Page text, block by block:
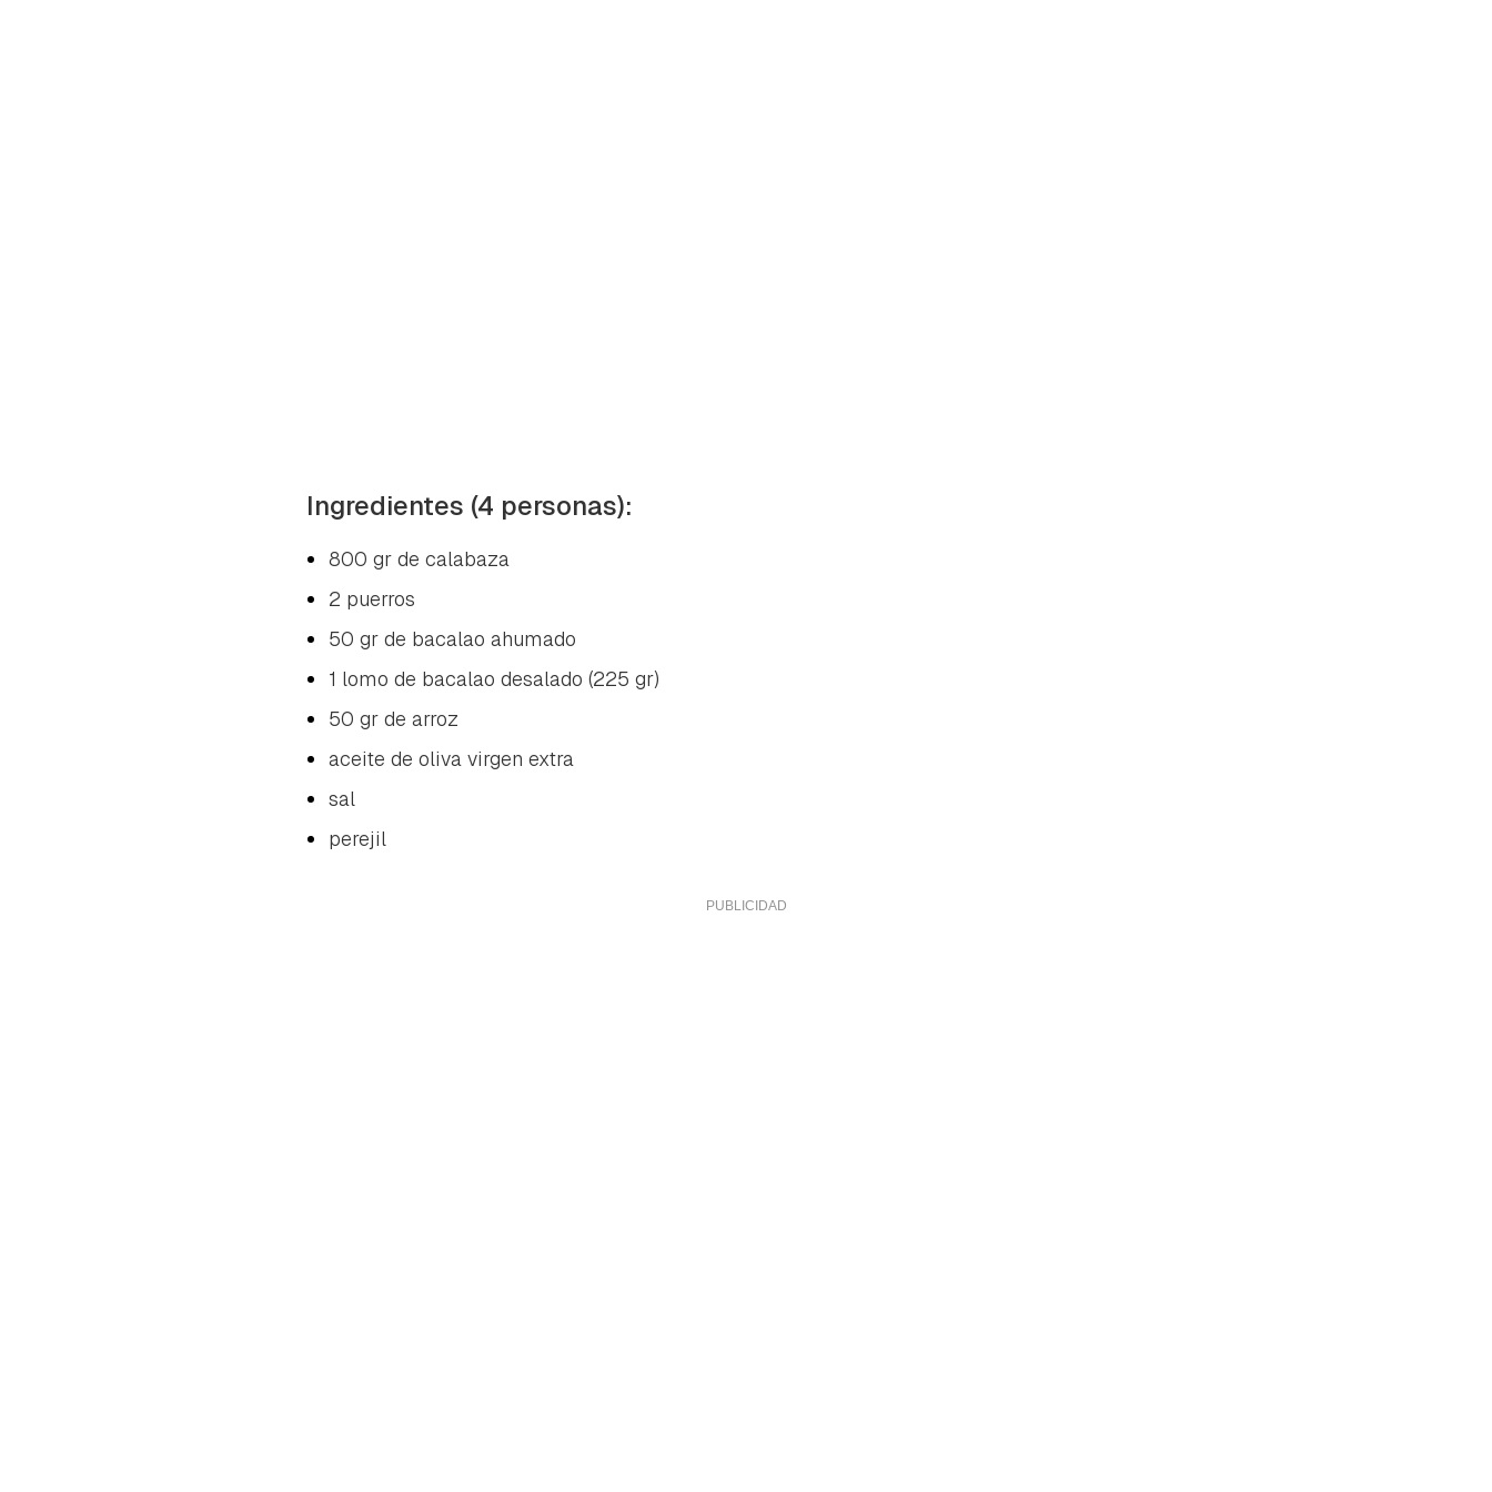
Ingredientes (4 personas):
800 gr de calabaza
2 puerros
50 gr de bacalao ahumado
1 lomo de bacalao desalado (225 gr)
50 gr de arroz
aceite de oliva virgen extra
sal
perejil